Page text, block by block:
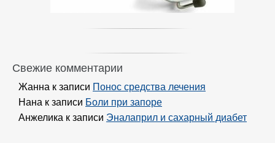
Свежие комментарии
Жанна к записи Понос средства лечения
Нана к записи Боли при запоре
Анжелика к записи Эналаприл и сахарный диабет